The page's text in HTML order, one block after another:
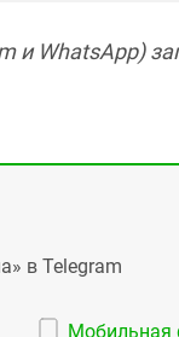
и WhatsApp)
в Telegram
Мобильная